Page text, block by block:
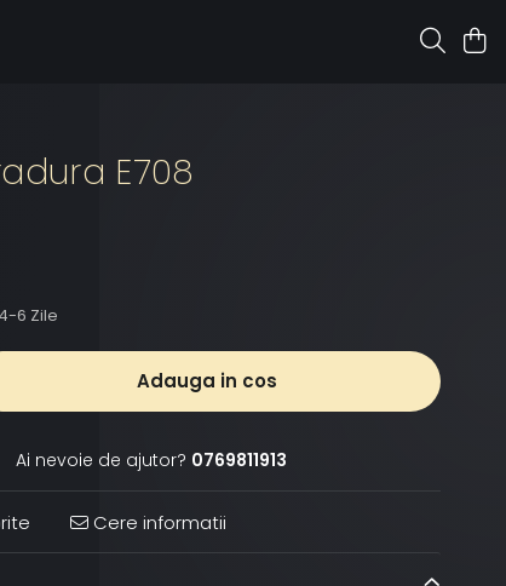
E708
4-6 Zile
Adauga in cos
Ai nevoie de ajutor? 0769811913
Cere informatii